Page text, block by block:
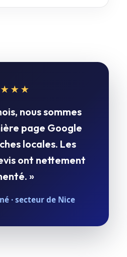
nous sommes
page Google
locales. Les
ont nettement
»
· secteur de Nice